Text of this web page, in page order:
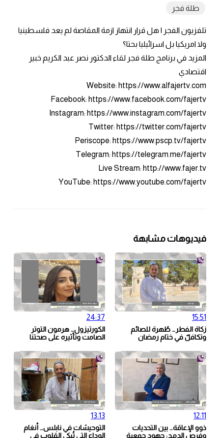
طلة فجر
تلفزيون الفجر | هل قرار انتهاز ازمة المقاصة لم يعد فلسطينيا
ولا امريكيا بل اسرائيليا بحتا؟
المزيد في برنامج طلة فجر لقاء الدكتور نصر عبد الكريم خبير
اقتصادي
Website: https://www.alfajertv.com
Facebook: https://www.facebook.com/fajertv
Instagram: https://www.instagram.com/fajertv
Twitter: https://twitter.com/fajertv
Periscope: https://www.pscp.tv/fajertv
Telegram: https://telegram.me/fajertv
Live Stream: http://www.fajer.tv
YouTube: https://www.youtube.com/fajertv
فيديوهات مشابهة
15:51
زكاة الفطر… طُهرة للصائم
وتكافلٌ في ختام رمضان
24:37
الكورتيزول… هرمون التوتر
الصامت وتأثيره على صحتنا
12:11
ذوو الإعاقة… بين التحديات
وفرص الدمج: جهود جمعية
13:13
التوحيشات في نابلس… أنغام
الوداع التي تُبكي القلوب في